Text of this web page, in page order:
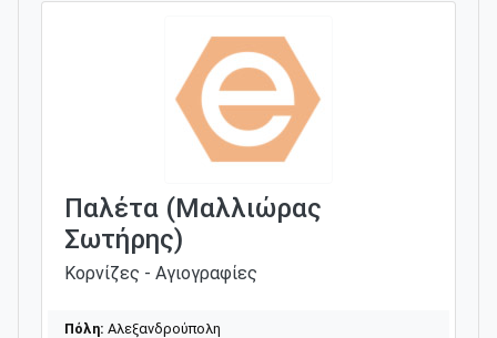
Παλέτα (Μαλλιώρας
Σωτήρης)
Κορνίζες - Αγιογραφίες
Πόλη: Αλεξανδρούπολη